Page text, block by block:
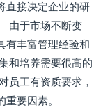
直接决定企业的研
由于市场不断变
有丰富管理经验和
和培养需要很高的
员工有资质要求，
要因素。